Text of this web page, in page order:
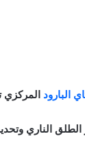
البارود المركزي
الناري